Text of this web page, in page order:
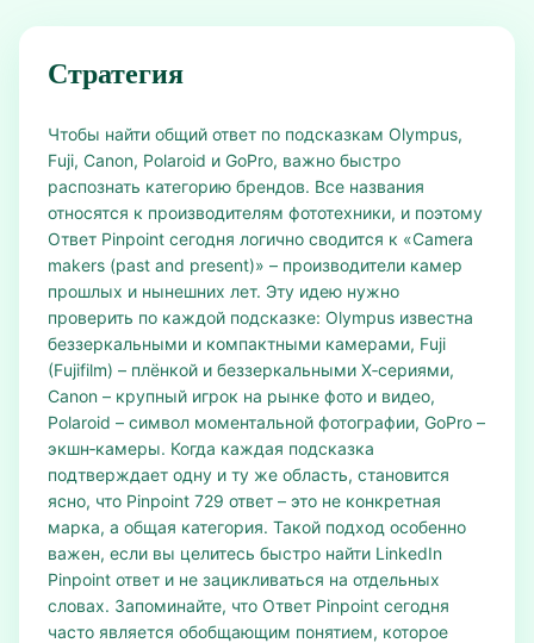
Стратегия
Чтобы найти общий ответ по подсказкам Olympus,
Fuji, Canon, Polaroid и GoPro, важно быстро
распознать категорию брендов. Все названия
относятся к производителям фототехники, и поэтому
Ответ Pinpoint сегодня логично сводится к «Camera
makers (past and present)» – производители камер
прошлых и нынешних лет. Эту идею нужно
проверить по каждой подсказке: Olympus известна
беззеркальными и компактными камерами, Fuji
(Fujifilm) – плёнкой и беззеркальными X‑сериями,
Canon – крупный игрок на рынке фото и видео,
Polaroid – символ моментальной фотографии, GoPro –
экшн‑камеры. Когда каждая подсказка
подтверждает одну и ту же область, становится
ясно, что Pinpoint 729 ответ – это не конкретная
марка, а общая категория. Такой подход особенно
важен, если вы целитесь быстро найти LinkedIn
Pinpoint ответ и не зацикливаться на отдельных
словах. Запоминайте, что Ответ Pinpoint сегодня
часто является обобщающим понятием, которое